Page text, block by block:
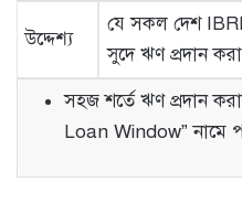
উদ্দেশ্য
যে সকল দেশ
সুদে ঋণ প্রদান
সহজ শর্তে ঋণ প্রদান
Loan Window” নামে